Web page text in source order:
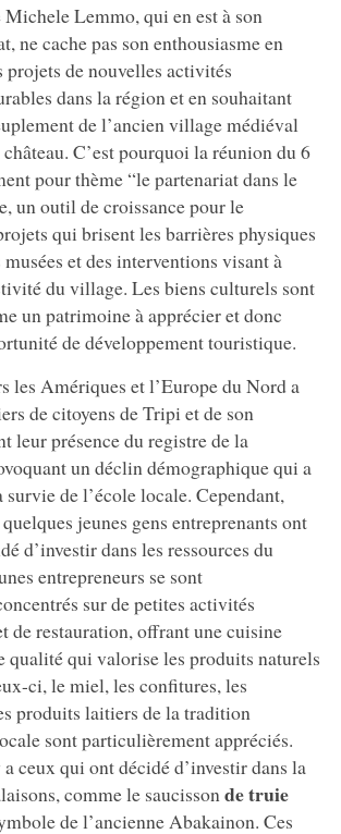
Lemmo, qui en est à son
ne cache pas son enthousiasme en
projets de nouvelles activités
dans la région et en souhaitant
de l’ancien village médiéval
C’est pourquoi la réunion du 6
pour thème “le partenariat dans le
un outil de croissance pour le
qui brisent les barrières physiques
et des interventions visant à
du village. Les biens culturels sont
un patrimoine à apprécier et donc
de développement touristique.
les Amériques et l’Europe du Nord a
de citoyens de Tripi et de son
leur présence du registre de la
un déclin démographique qui a
survie de l’école locale. Cependant,
jeunes gens entreprenants ont
d’investir dans les ressources du
entrepreneurs se sont
sur de petites activités
de restauration, offrant une cuisine
qualité qui valorise les produits naturels
ci, le miel, les confitures, les
produits laitiers de la tradition
sont particulièrement appréciés.
ceux qui ont décidé d’investir dans la
comme le saucisson de truie
de l’ancienne Abakainon. Ces